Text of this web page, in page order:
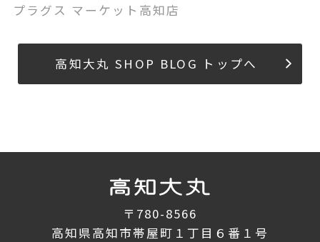
プラグス マーケット高知店
高知大丸 SHOP BLOG トップへ
〒780-8566
高知県高知市帯屋町１丁目６番１号